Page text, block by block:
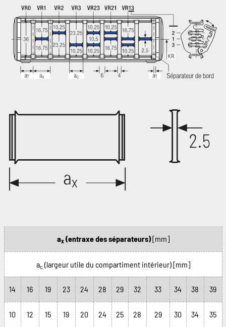
ax(entraxe des séparateurs)[mm]
ac (largeur utile du compartiment intérieur)[mm]
14 16 19 23 24 28 29 32 33 34 38 39
10 12 15 19 20 24 25 28 29 30 34 35